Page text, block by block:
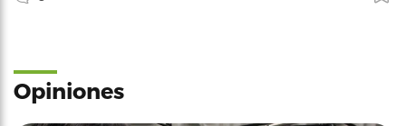
Opiniones